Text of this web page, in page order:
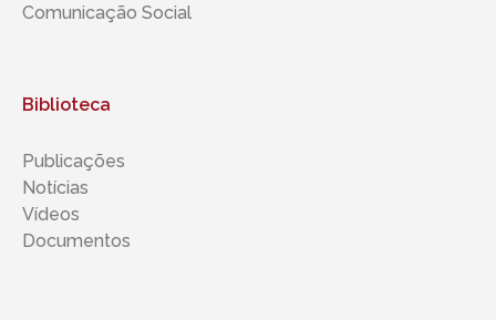
Comunicação Social
Biblioteca
Publicações
Notícias
Vídeos
Documentos